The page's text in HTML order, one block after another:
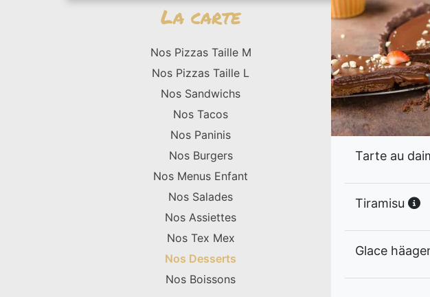
La carte
Nos Pizzas Taille M
Nos Pizzas Taille L
Nos Sandwichs
Nos Tacos
Nos Paninis
Nos Burgers
Nos Menus Enfant
Nos Salades
Nos Assiettes
Nos Tex Mex
Nos Desserts
Nos Boissons
Tarte au
Tiramisu
Glace